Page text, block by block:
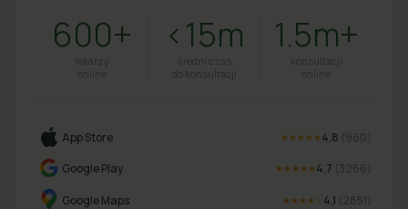
600+
lekarzy
online
<15m
średni czas
do konsultacji
1.5m+
konsultacji
online
App Store ★★★★★ 4,8 (960
Google Play
★★★★★ 4,7 (3266
Google Maps ★★★★ 4,1 (2851